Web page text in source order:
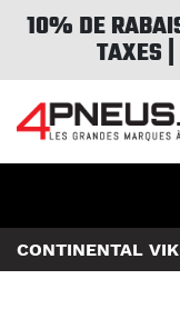
10% DE
TAXES
CONTINENTAL